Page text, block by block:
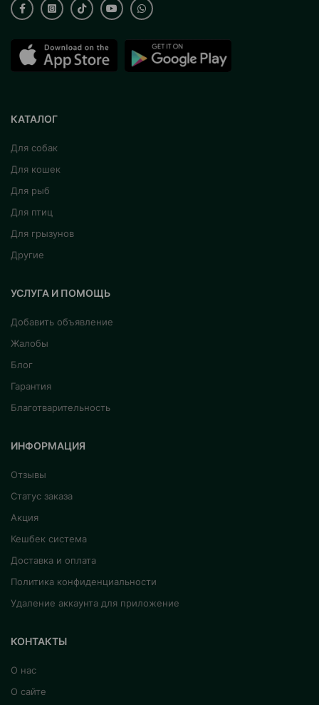
КАТАЛОГ
Для собак
Для кошек
Для рыб
Для птиц
Для грызунов
Другие
УСЛУГА И ПОМОЩЬ
Добавить объявление
Жалобы
Блог
Гарантия
Благотварительность
ИНФОРМАЦИЯ
Отзывы
Статус заказа
Акция
Кешбек система
Доставка и оплата
Политика конфиденциальности
Удаление аккаунта для приложение
КОНТАКТЫ
О нас
О сайте